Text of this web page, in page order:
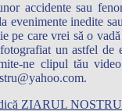
accidente sau
evenimente inedite
pe care vrei să o
un astfel de
ne clipul tău